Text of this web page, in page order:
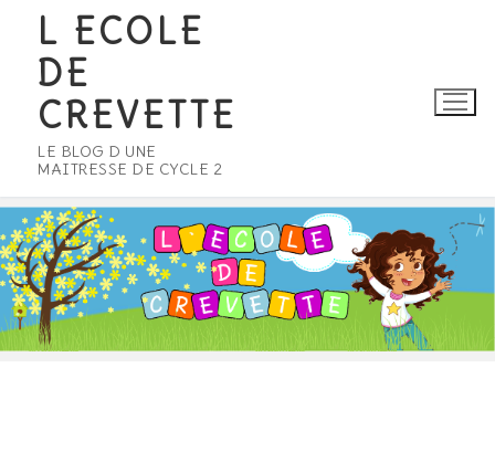
contenu
L ECOLE
DE
CREVETTE
LE BLOG D UNE
MAITRESSE DE CYCLE 2